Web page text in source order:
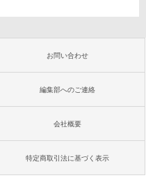
お問い合わせ
編集部へのご連絡
会社概要
特定商取引法に基づく表示